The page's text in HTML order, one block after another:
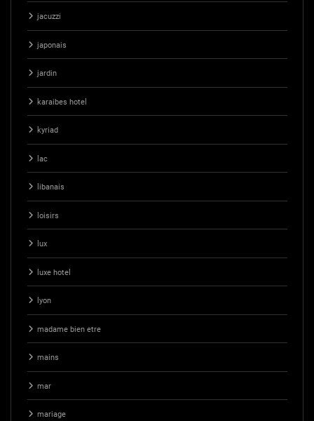
jacuzzi
japonais
jardin
karaibes hotel
kyriad
lac
libanais
loisirs
lux
luxe hotel
lyon
madame bien etre
mains
mar
mariage